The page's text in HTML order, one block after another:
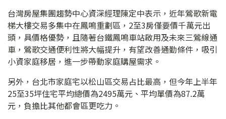
台灣房屋集團趨勢中心資深經理陳定中表示，近年鶯歌新電
梯大樓交易多集中在鳳鳴重劃區，2至3房僅要價千萬元出
頭，具價格優勢，且隨著台鐵鳳鳴車站啟用及未來三鶯線通
車，鶯歌交通便利性將大幅提升，有望改善通勤條件，吸引
小資家庭移居，進一步帶動家庭購屋需求。
另外，台北市家庭宅以松山區交易占比最高，但今年上半年
25至35坪住宅平均總價為2495萬元、平均單價為87.2萬
元，負擔比其他都會區更吃力。